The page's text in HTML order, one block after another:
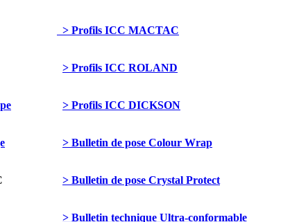
> Profils ICC MACTAC
> Profils ICC ROLAND
> Profils ICC DICKSON
> Bulletin de pose Colour Wrap
> Bulletin de pose Crystal Protect
> Bulletin technique Ultra-conformable